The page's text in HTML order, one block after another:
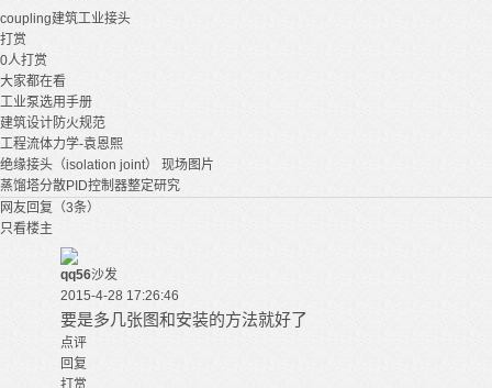
coupling建筑工业接头
打赏
0人打赏
大家都在看
工业泵选用手册
建筑设计防火规范
工程流体力学-袁恩熙
绝缘接头（isolation joint） 现场图片
蒸馏塔分散PID控制器整定研究
网友回复（3条）
只看楼主
qq56沙发
2015-4-28 17:26:46
要是多几张图和安装的方法就好了
点评
回复